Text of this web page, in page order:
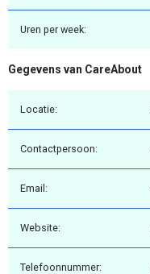
Uren per week:
Gegevens van CareAbout
Locatie:
Contactpersoon:
Email:
Website:
Telefoonnummer: